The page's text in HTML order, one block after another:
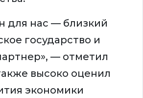
для нас — близкий
государство и
— отметил
высоко оценил
экономики